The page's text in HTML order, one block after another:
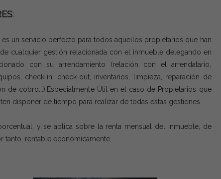
:
un servicio perfecto para todos aquellos propietarios que han
cualquier gestión relacionada con el inmueble delegando en
con su arrendamiento (relación con el arrendatario,
check-in, check-out, inventarios, limpieza, reparación de
de cobro...).Especialmente Útil en el caso de Propietarios que
disponer de tiempo para realizar de todas estas gestiones.
y se aplica sobre la renta mensual del inmueble, de
tanto, rentable económicamente.